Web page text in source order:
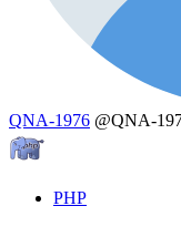
QNA-1976 @QNA-
PHP